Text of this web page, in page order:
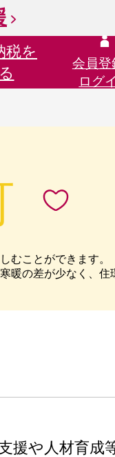
税を
会員登
ログ
むことができます。
の差が少なく、住
援や人材育成